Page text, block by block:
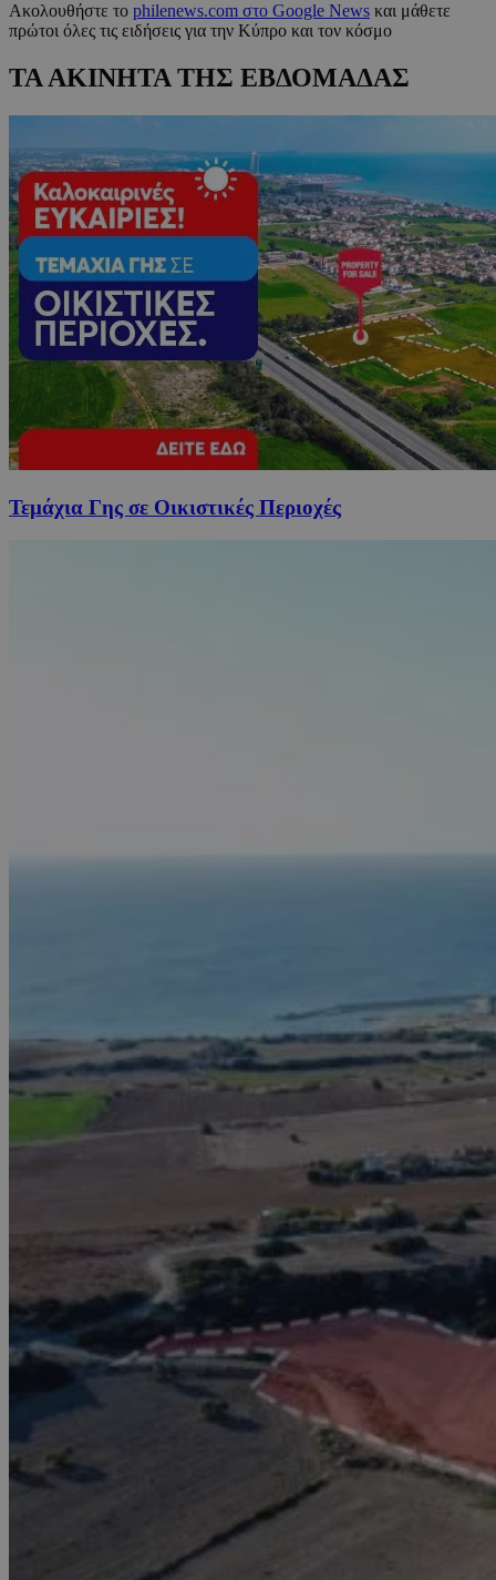
Ακολουθήστε το philenews.com στο Google News και μάθετε
πρώτοι όλες τις ειδήσεις για την Κύπρο και τον κόσμο
ΤΑ ΑΚΙΝΗΤΑ ΤΗΣ ΕΒΔΟΜΑΔΑΣ
Τεμάχια Γης σε Οικιστικές Περιοχές